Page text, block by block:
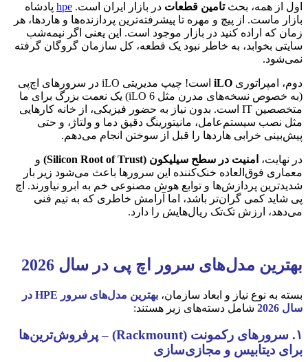
اول از همه، بحثتامین قطعات در بازار ایران است. hpe پادشاه
بازار ماست. از پیچ و مهره تا پیشرفته‌ترین پردازنده‌ها و هاردها، هر
زمان که اراده کنید در بازار موجود است. این یعنی اگر نیمه‌شب
سایتی بخوابد، به خاطر نبود یک قطعه، کل سازمان گروگان گرفته
نمی‌شود.
دوم، امپراتوری iLO
است! چیپ مدیریتی iLO در سرورهای اچ‌پی
(به خصوص نسخه‌های مدرن مثل iLO 6) یک نعمت بزرگ برای ما
متخصصین IT است. بدون نیاز به حضور فیزیکی، از خانه کارهایی
مثل نصب سیستم‌عامل، مانیتورینگ دقیق دما و ولتاژ، و حتی
پیش‌بینی خرابی هاردها را قبل از سوختن انجام می‌دهم.
در نهایت، امنیت در سطح سیلیکون (Silicon Root of Trust)
و
معماری فوق‌العاده خنک‌کننده این سرورها باعث می‌شود زیر بار
شدیدترین پردازش‌ها و توابع هوش مصنوعی خم به ابرو نیاورند. اچ‌
پی شاید کمی گران‌تر باشد، اما آرامش خاطری که به تیم فنی
می‌دهد، ارزش تک‌تک ریال‌هایش را دارد.
بهترین مدل‌های سرور اچ پی در سال 2026
بسته به نوع نیاز و ابعاد سازمان،
بهترین مدل‌های سرور HPE در
سال 2026
شامل دسته‌های زیر هستند:
۱. سرورهای رکمونت (Rackmount) – پرفروش‌ترین‌ها
برای دیتابیس و مجازی‌سازی